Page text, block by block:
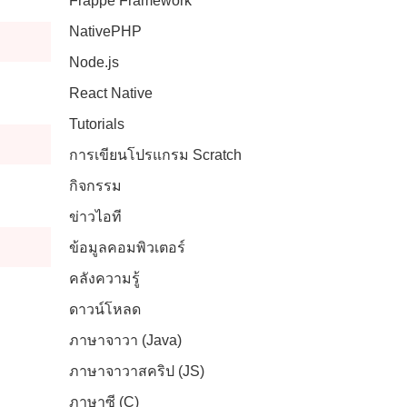
NativePHP
Node.js
React Native
Tutorials
การเขียนโปรแกรม Scratch
กิจกรรม
ข่าวไอที
ข้อมูลคอมพิวเตอร์
คลังความรู้
ดาวน์โหลด
ภาษาจาวา (Java)
ภาษาจาวาสคริป (JS)
ภาษาซี (C)